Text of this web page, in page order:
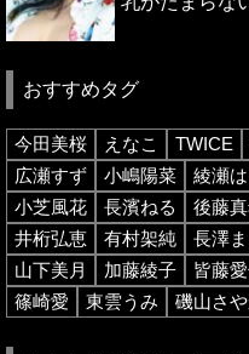
おすすめタグ
今田美桜 えなこ TWICE
広瀬すず
小嶋陽菜 綾瀬
小芝風花
長濱ねる 後藤
井桁弘恵
有村架純 長澤
山下美月
加藤綾子 皆藤
篠崎愛
東雲うみ 磯山さ